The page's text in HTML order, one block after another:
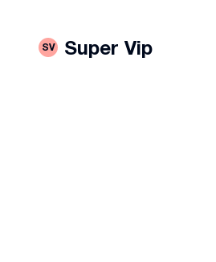
SV Super Vip